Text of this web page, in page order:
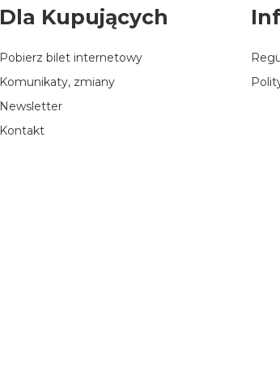
Dla Kupujących
Pobierz bilet internetowy
Komunikaty, zmiany
Newsletter
Kontakt